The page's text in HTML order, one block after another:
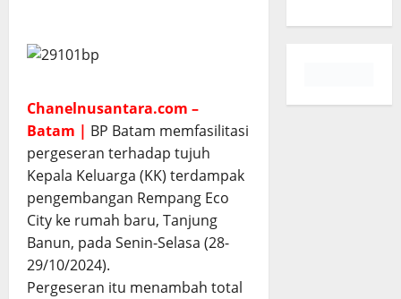
Chanelnusantara.com –
Batam | BP Batam memfasilitasi
pergeseran terhadap tujuh
Kepala Keluarga (KK) terdampak
pengembangan Rempang Eco
City ke rumah baru, Tanjung
Banun, pada Senin-Selasa (28-
29/10/2024).
Pergeseran itu menambah total